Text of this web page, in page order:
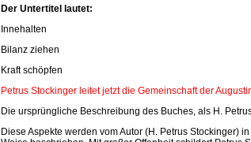
Der Untertitel lautet:
Innehalten
Bilanz ziehen
Kraft schöpfen
Petrus Stockinger leitet jetzt die Gemeinschaft der
Die ursprüngliche Beschreibung des Buches, als H.
Diese Aspekte werden vom Autor (H. Petrus Stockinger)